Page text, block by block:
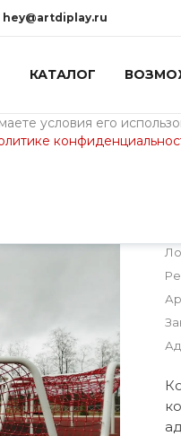
нашими специалистами и
условия его
hey@artdiplay.ru
КАТАЛОГ
г.